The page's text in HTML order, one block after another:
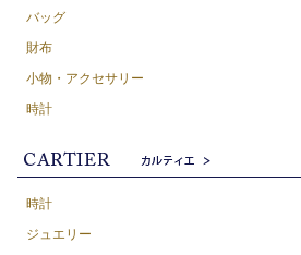
バッグ
財布
小物・アクセサリー
時計
時計
ジュエリー